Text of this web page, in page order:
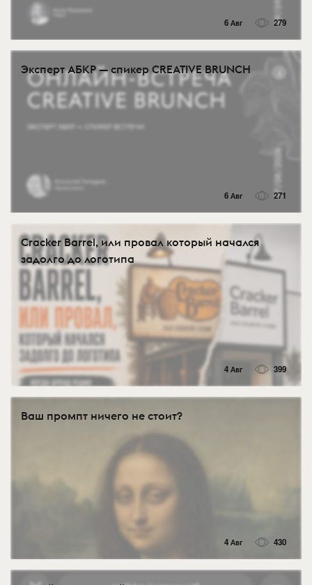
6 Авг 279
Эксперт АБКР — спикер CREATIVE BRUNCH
6 Авг 271
Cracker Barrel, или провал который начался
задолго до логотипа
4 Авг 399
Ваш промпт ничего не стоит?
4 Авг 430